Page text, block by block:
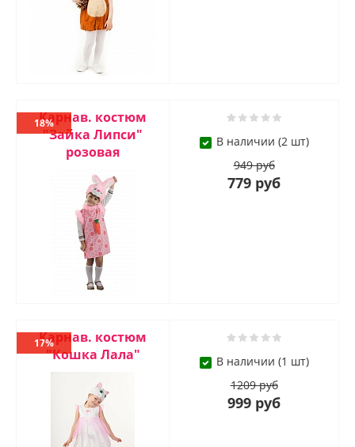
Карнав. костюм
"Зайка Липси"
розовая
18%
В наличии (2 шт)
949 руб
779 руб
Карнав. костюм
"Кошка Лала"
17%
В наличии (1 шт)
1209 руб
999 руб